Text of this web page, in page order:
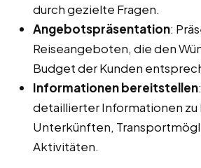
durch gezielte Fragen.
Angebotspräsentation:
Reiseangeboten, die den
Budget der Kunden
Informationen bereitstellen
detaillierter Informationen zu
Unterkünften,
Aktivitäten.